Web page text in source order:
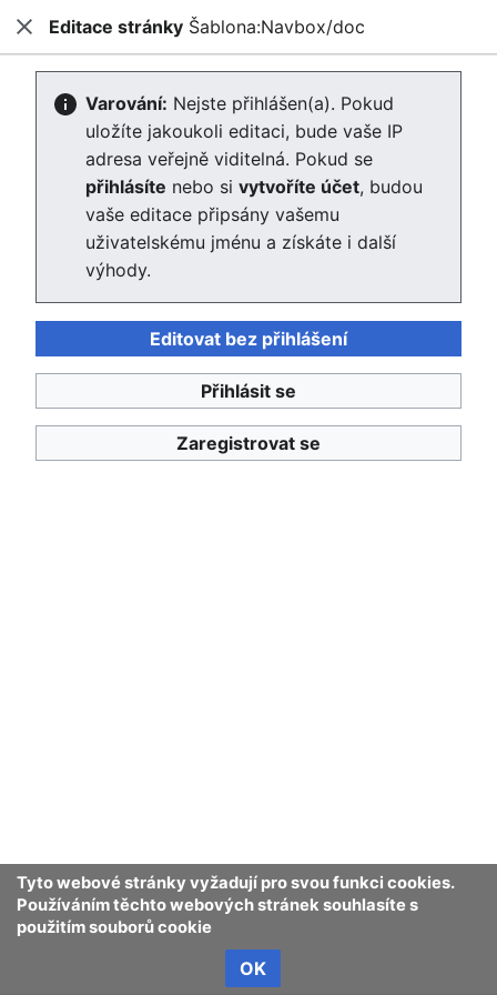
Enviwiki
Editace stránky Šablona:Navbox/doc
Editor se nyní načte. Pokud tuto zprávu stále vidíte po
několika sekundách, prosímobnovte stránku .
Tyto webové stránky vyžadují pro svou funkci cookies.
Používáním těchto webových stránek souhlasíte s
použitím souborů cookie
OK
Klasické
ZavřítEditace stránky Šablona:Navbox/doc
Varování: Nejste přihlášen(a). Pokud
uložíte jakoukoli editaci, bude vaše IP
adresa veřejně viditelná. Pokud se
přihlásíte nebo si vytvoříte účet, budou
vaše editace připsány vašemu
uživatelskému jménu a získáte i další
výhody.
Editovat bez přihlášení
Přihlásit se
Zaregistrovat se